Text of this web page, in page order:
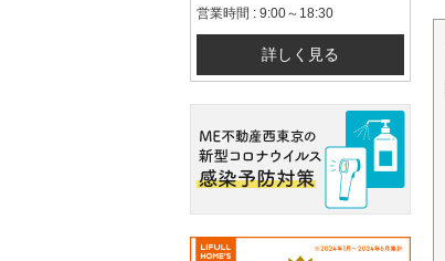
営業時間 : 9:00～18:30
詳しく見る